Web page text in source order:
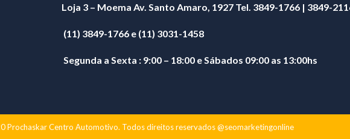
Loja 3 – Moema Av. Santo Amaro, 1927 Tel. 3849-1766 | 3849-
(11) 3849-1766 e (11) 3031-1458
Segunda a Sexta : 9:00 – 18:00 e Sábados 09:00 as 13:00hs
Prochaskar Centro Automotivo. Todos direitos reservados @seomarketingonline